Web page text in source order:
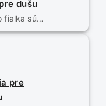
dušu
fialka sú…
pre